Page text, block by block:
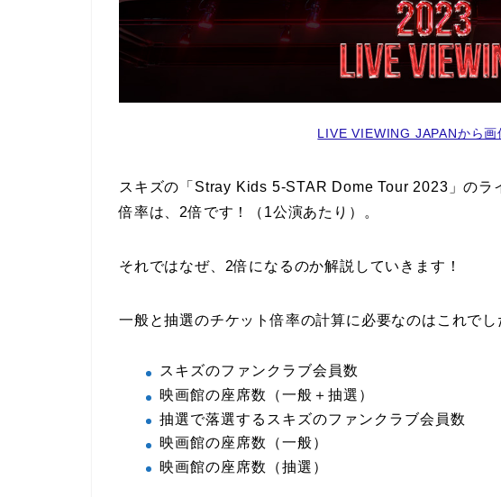
LIVE VIEWING JAPANから画
スキズの「Stray Kids 5-STAR Dome Tour 2023」のラ
倍率は、2倍です！（1公演あたり）。
それではなぜ、2倍になるのか解説していきます！
一般と抽選のチケット倍率の計算に必要なのはこれでし
スキズのファンクラブ会員数
映画館の座席数（一般＋抽選）
抽選で落選するスキズのファンクラブ会員数
映画館の座席数（一般）
映画館の座席数（抽選）